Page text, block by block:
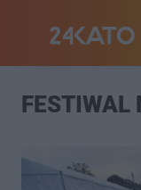
FESTIWAL